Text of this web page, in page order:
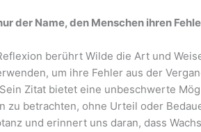
der Name, den Menschen ihren
berührt Wilde die Art und
um ihre Fehler aus der
Zitat bietet eine unbeschwerte
zu betrachten, ohne Urteil oder
und erinnert uns daran, dass